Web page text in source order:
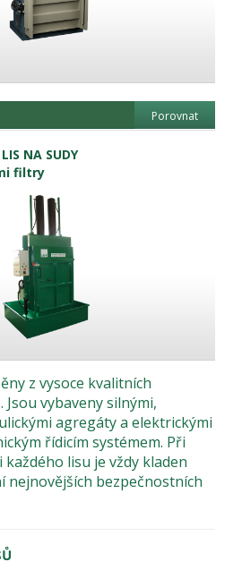
Porovnat
NA SUDY
filtry
z vysoce kvalitních
vybaveny silnými,
agregáty a elektrickými
řídicím systémem. Při
lisu je vždy kladen
nejnovějších bezpečnostních